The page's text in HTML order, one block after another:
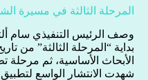
المرحلة الثالثة في مسيرة
وصف الرئيس التنفيذي سام
بداية “المرحلة الثالثة” من
الأبحاث الأساسية، ثم مرحلة
شهدت الانتشار الواسع